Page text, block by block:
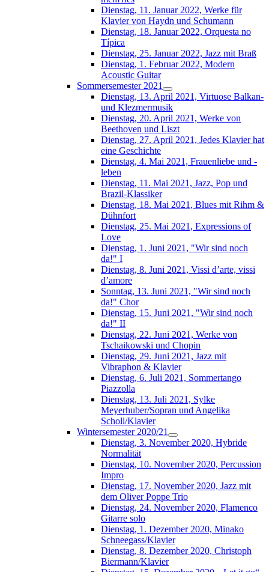
Dienstag, 11. Januar 2022, Werke für
Klavier von Haydn und Schumann
Dienstag, 18. Januar 2022, Orquesta no
Típica
Dienstag, 25. Januar 2022, Jazz mit Braß
Dienstag, 1. Februar 2022, Modern
Acoustic Guitar
Sommersemester 2021
Dienstag, 13. April 2021, Virtuose Balkan-
und Klezmermusik
Dienstag, 20. April 2021, Werke von
Beethoven und Liszt
Dienstag, 27. April 2021, Jedes Klavier hat
eine Geschichte
Dienstag, 4. Mai 2021, Frauenliebe und -
leben
Dienstag, 11. Mai 2021, Jazz, Pop und
Brazil-Klassiker
Dienstag, 18. Mai 2021, Blues mit Rihm &
Dühnfort
Dienstag, 25. Mai 2021, Expressions of
Love
Dienstag, 1. Juni 2021, "Wir sind noch
da!" I
Dienstag, 8. Juni 2021, Vissi d’arte, vissi
d’amore
Sonntag, 13. Juni 2021, "Wir sind noch
da!" Chor
Dienstag, 15. Juni 2021, "Wir sind noch
da!" II
Dienstag, 22. Juni 2021, Werke von
Tschaikowski und Chopin
Dienstag, 29. Juni 2021, Jazz mit
Vibraphon & Klavier
Dienstag, 6. Juli 2021, Sommertango
Piazzolla
Dienstag, 13. Juli 2021, Sylke
Meyerhuber/Sopran und Angelika
Scholl/Klavier
Wintersemester 2020/21
Dienstag, 3. November 2020, Hybride
Normalität
Dienstag, 10. November 2020, Percussion
Impro
Dienstag, 17. November 2020, Jazz mit
dem Oliver Poppe Trio
Dienstag, 24. November 2020, Flamenco
Gitarre solo
Dienstag, 1. Dezember 2020, Minako
Schneegass/Klavier
Dienstag, 8. Dezember 2020, Christoph
Biermann/Klavier